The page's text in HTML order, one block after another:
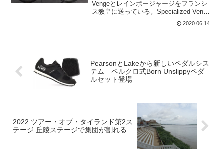
Vengeとレインボージャージをフランシ
ス教皇に送っている。Specialized Venge
は現在、COVID-19パンデミックで最も大
きな打撃を受けたイタリアのベルガモと
2020.06.14
PearsonとLakeから新しいペダルシス
テム ベルクロ式Born Unslippyペダ
ルセット登場
2022 ツアー・オブ・タイランド第2ス
テージ 丘陵ステージで集団が割れる